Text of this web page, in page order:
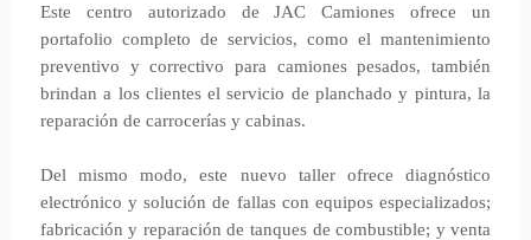
Este centro autorizado de JAC Camiones ofrece un
portafolio completo de servicios, como el mantenimiento
preventivo y correctivo para camiones pesados, también
brindan a los clientes el servicio de planchado y pintura, la
reparación de carrocerías y cabinas.
Del mismo modo, este nuevo taller ofrece diagnóstico
electrónico y solución de fallas con equipos especializados;
fabricación y reparación de tanques de combustible; y venta